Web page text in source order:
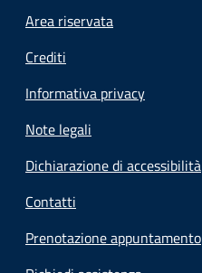
Footer menu
Area riservata
Crediti
Informativa privacy
Note legali
Dichiarazione di accessibilità
Contatti
Prenotazione appuntamento